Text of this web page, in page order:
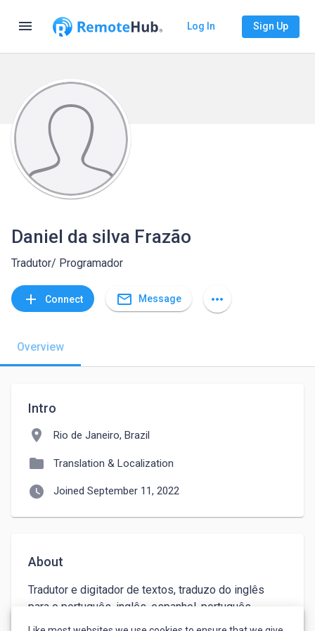
menu Log In Sign Up
Daniel da silva Frazão
Tradutor/ Programador
add Connect mail_outline Message more_horiz
Overview
Intro
location_on Rio de Janeiro, Brazil
folder Translation & Localization
watch_later Joined September 11, 2022
About
Tradutor e digitador de textos, traduzo do inglês
para o português, inglês, espanhol, português
portugal, tenho uma boa linguagem, e uma ótima